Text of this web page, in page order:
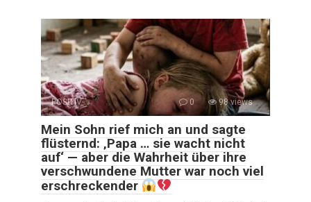
POSITIV 0 98 views
Mein Sohn rief mich an und sagte
flüsternd: ‚Papa … sie wacht nicht
auf‘ — aber die Wahrheit über ihre
verschwundene Mutter war noch viel
erschreckender